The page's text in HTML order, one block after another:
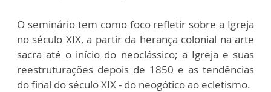
O seminário tem como foco refletir sobre a Igreja
no século XIX, a partir da herança colonial na arte
sacra até o início do neoclássico; a Igreja e suas
reestruturações depois de 1850 e as tendências
do final do século XIX - do neogótico ao ecletismo.